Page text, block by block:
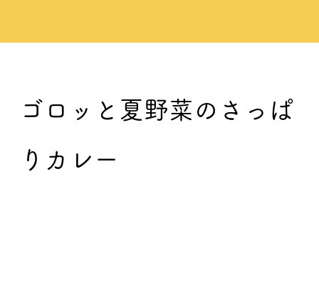
ゴロッと夏野菜のさっぱ
りカレー